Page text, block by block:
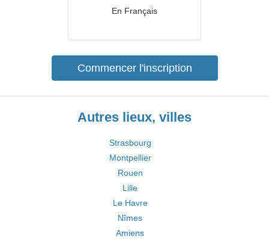
En Français
Commencer l'inscription
Autres lieux, villes
Strasbourg
Montpellier
Rouen
Lille
Le Havre
Nîmes
Amiens